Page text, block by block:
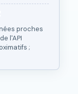
proches
l'API
;